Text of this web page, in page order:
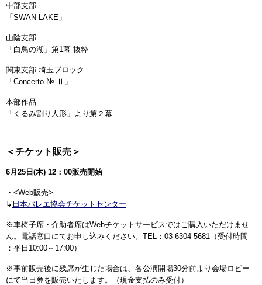
中部支部
「SWAN LAKE」
山陰支部
「白鳥の湖」第1幕 抜粋
関東支部 埼玉ブロック
「Concerto № Ⅱ」
本部作品
「くるみ割り人形」より第２幕
＜チケット販売＞
6月25日(木) 12：00販売開始
・<Web販売>
↳ 日本バレエ協会チケットセンター
※車椅子席・介助者席はWebチケットサービスではご購入いただけませ
ん。電話窓口にてお申し込みください。TEL：03-6304-5681（受付時間
：平日10:00～17:00）
※事前販売後に残席が生じた場合は、各公演開場30分前より会場ロビー
にて当日券を販売いたします。（現金支払のみ受付）